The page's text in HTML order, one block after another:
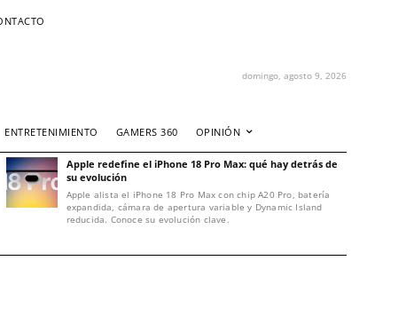
domingo, agosto 9, 2026
ENTRETENIMIENTO GAMERS 360 OPINIÓN
Apple redefine el iPhone 18 Pro Max: qué hay detrás de
su evolución
Apple alista el iPhone 18 Pro Max con chip A20 Pro, batería
expandida, cámara de apertura variable y Dynamic Island
reducida. Conoce su evolución clave.